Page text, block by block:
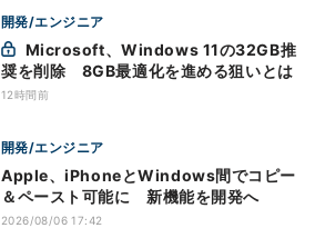
開発/エンジニア
奨を削除 8GB最適化を進める狙いとは
12時間前
開発/エンジニア
Apple、iPhoneとWindows間でコピー
＆ペースト可能に 新機能を開発へ
2026/08/06 17:42